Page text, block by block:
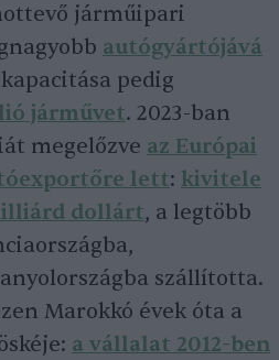
járműipari
autógyártójává
pedig
járművet. 2023-ban
megelőzve az Európai
lett: kivitele
dollárt, a legtöbb
szállította.
Marokkó évek óta a
a vállalat 2012-ben